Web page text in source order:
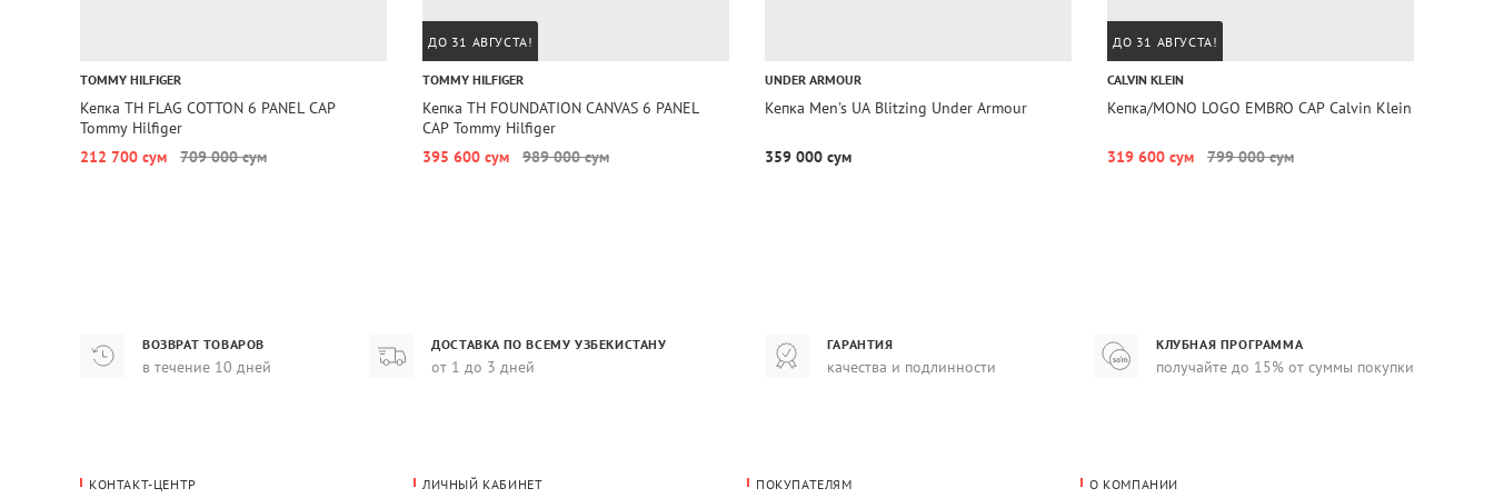
TOMMY HILFIGER
Кепка TH FLAG COTTON 6 PANEL CAP
Tommy Hilfiger
212 700 сум
709 000 сум
ДО 31 АВГУСТА!
TOMMY HILFIGER
Кепка TH FOUNDATION CANVAS 6 PANEL
CAP Tommy Hilfiger
395 600 сум
989 000 сум
UNDER ARMOUR
Кепка Men's UA Blitzing Under Armour
359 000 сум
ДО 31 АВГУСТА!
CALVIN KLEIN
Кепка/MONO LOGO EMBRO CAP Calvin Klein
319 600 сум 799 000 сум
ВОЗВРАТ ТОВАРОВ
в течение 10 дней
ДОСТАВКА ПО ВСЕМУ УЗБЕКИСТАНУ
от 1 до 3 дней
ГАРАНТИЯ
качества и подлинности
КЛУБНАЯ ПРОГРАММА
получайте до 15% от суммы покупки
КОНТАКТ-ЦЕНТР ЛИЧНЫЙ КАБИНЕТ ПОКУПАТЕЛЯМ О КОМПАНИИ